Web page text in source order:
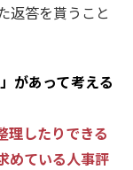
返答を貰うこと
があって考える
理したりできる
めている人事評